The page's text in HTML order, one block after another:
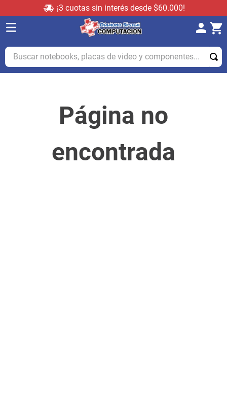
¡3 cuotas sin interés desde $60.000!
Buscar notebooks, placas de video y componentes...
Página no
encontrada